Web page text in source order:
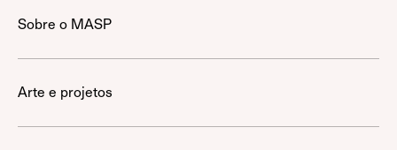
Sobre o MASP
Arte e projetos